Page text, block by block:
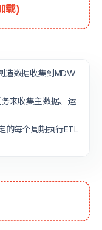
载)
造数据收集到MDW
来收集主数据、运
的每个周期执行ETL